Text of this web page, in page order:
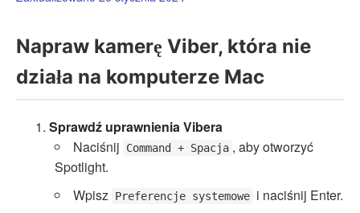
Napraw kamerę Viber, która nie
działa na komputerze Mac
Sprawdź uprawnienia Vibera
Naciśnij
Command + Spacja , aby otworzyć
Spotlight.
Wpisz Preferencje systemowe i naciśnij Enter.